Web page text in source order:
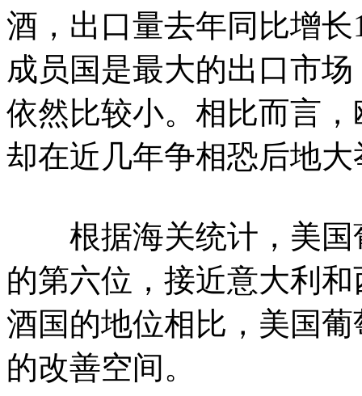
酒，出口量去年同比增
成员国是最大的出口市
依然比较小。相比而言
却在近几年争相恐后地
根据海关统计，美国
的第六位，接近意大利
酒国的地位相比，美国
的改善空间。